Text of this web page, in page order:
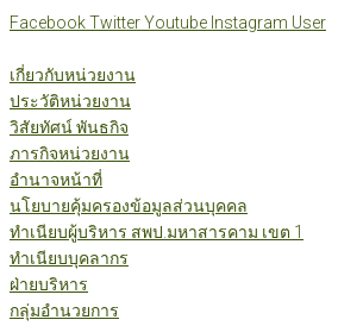
Skip
content
FacebookTwitterYoutube Instagram User
เกี่ยวกับหน่วยงาน
ประวัติหน่วยงาน
วิสัยทัศน์ พันธกิจ
ภารกิจหน่วยงาน
อำนาจหน้าที่
นโยบายคุ้มครองข้อมูลส่วนบุคคล
ทำเนียบผู้บริหาร สพป.มหาสารคาม เขต 1
ทำเนียบบุคลากร
ฝ่ายบริหาร
กลุ่มอำนวยการ